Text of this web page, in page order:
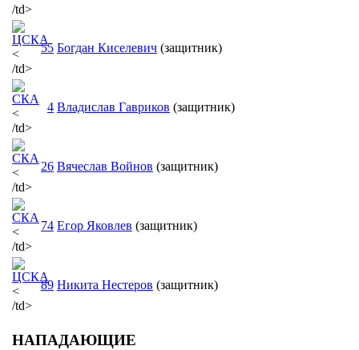
/td>
<
/td>
55 Богдан Киселевич (защитник)
<
/td>
4 Владислав Гавриков (защитник)
<
/td>
26 Вячеслав Войнов (защитник)
<
/td>
74 Егор Яковлев (защитник)
<
/td>
89 Никита Нестеров (защитник)
НАПАДАЮЩИЕ